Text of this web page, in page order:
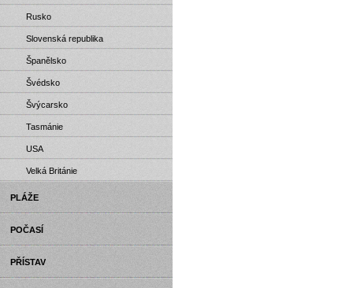
Rusko
Slovenská republika
Španělsko
Švédsko
Švýcarsko
Tasmánie
USA
Velká Británie
PLÁŽE
POČASÍ
PŘÍSTAV